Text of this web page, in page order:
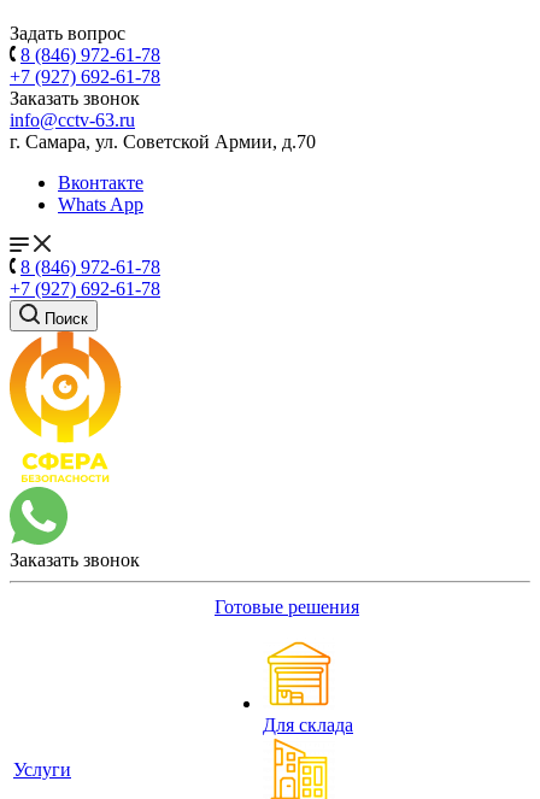
Задать вопрос
8 (846) 972-61-78
+7 (927) 692-61-78
Заказать звонок
info@cctv-63.ru
г. Самара, ул. Советской Армии, д.70
Вконтакте
Whats App
8 (846) 972-61-78
+7 (927) 692-61-78
Поиск
Заказать звонок
Услуги
Готовые решения
Для склада